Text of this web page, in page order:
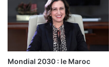
mairesse
Marrakech
Mondial 2030 : le Maroc